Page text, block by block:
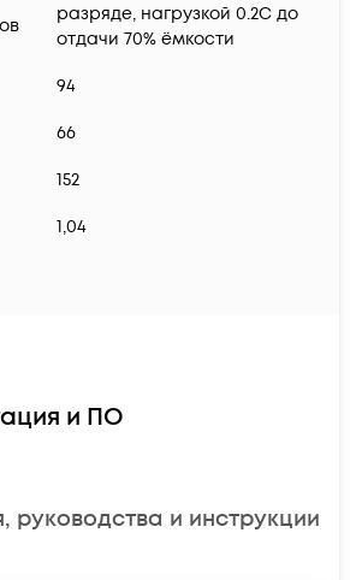
разряде, нагрузкой 0.2С до
отдачи 70% ёмкости
94
66
152
1,04
и ПО
руководства и инструкции